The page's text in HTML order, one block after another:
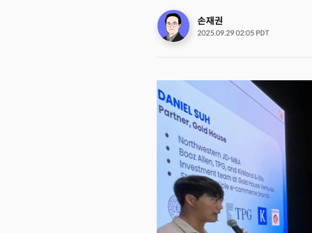
손재권
2025.09.29 02:05 PDT